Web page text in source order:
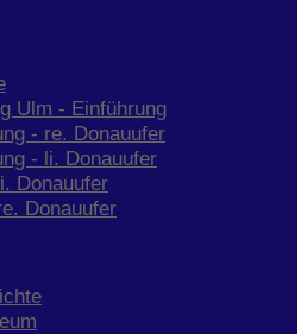
Ulm - Einführung
- re. Donauufer
- li. Donauufer
Donauufer
Donauufer